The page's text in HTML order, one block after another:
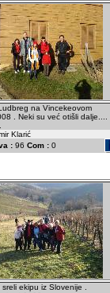
na Vincekeovom
. Neki su već otišli dalje....
Klarić
:96 Com :0
ekipu iz Slovenije .